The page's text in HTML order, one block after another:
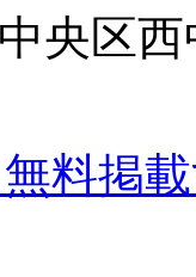
央区
料掲